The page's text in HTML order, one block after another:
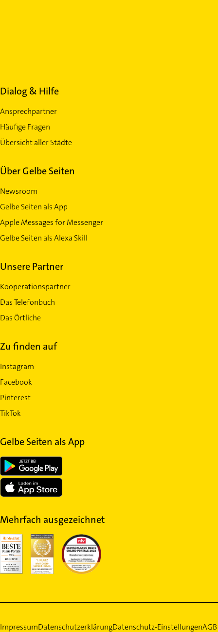
Dialog & Hilfe
Ansprechpartner
Häufige Fragen
Übersicht aller Städte
Über Gelbe Seiten
Newsroom
Gelbe Seiten als App
Apple Messages for Messenger
Gelbe Seiten als Alexa Skill
Unsere Partner
Kooperationspartner
Das Telefonbuch
Das Örtliche
Zu finden auf
Instagram
Facebook
Pinterest
TikTok
Gelbe Seiten als App
Mehrfach ausgezeichnet
ImpressumDatenschutzerklärungDatenschutz-EinstellungenAGB